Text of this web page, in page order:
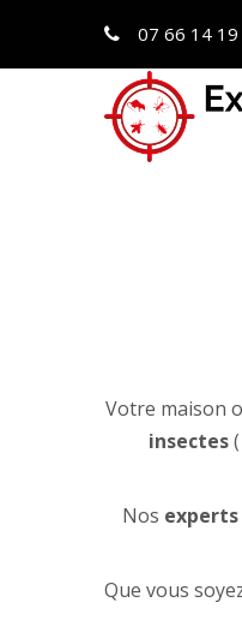
07 66 14 19
Votre maison
insectes(
Nos experts
Que vous